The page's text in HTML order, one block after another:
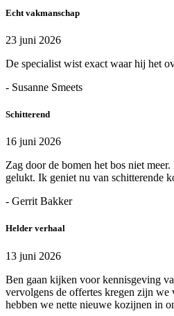
Echt vakmanschap
23 juni 2026
De specialist wist exact waar hij het
- Susanne Smeets
Schitterend
16 juni 2026
Zag door de bomen het bos niet
gelukt. Ik geniet nu van schitterende
- Gerrit Bakker
Helder verhaal
13 juni 2026
Ben gaan kijken voor kennisgeving
vervolgens de offertes kregen zijn we
hebben we nette nieuwe kozijnen in